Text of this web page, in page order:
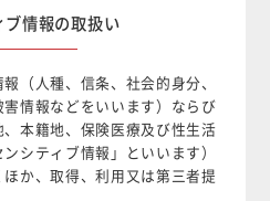
ブ情報の取扱い
（人種、信条、社会的身分、
情報などをいいます）ならび
本籍地、保険医療及び性生活
シティブ情報」といいます）
か、取得、利用又は第三者提